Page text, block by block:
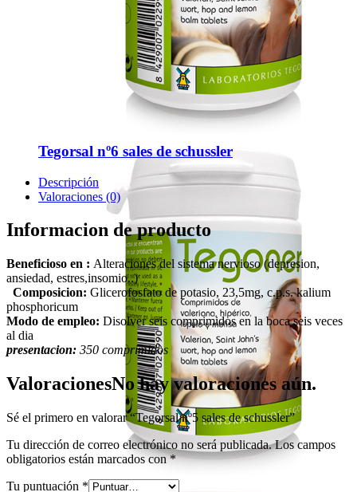
Tegorsal nº6 sales de schussler
Descripción
Valoraciones (0)
Informacion de producto
Beneficioso en : Alteraciones del sistema nervioso (depresion,
ansiedad, estres,insomio..)
Composicion: Glicerofosfato de potasio, 23,5mg, c.p.s. kalium
phosphoricum
Modo de empleo: Disolver seis comprimidos en la boca seis veces
al dia
presentacion: 350 comprimidos
ValoracionesNo hay valoraciones aún.
Sé el primero en valorar “Tegorsal nº5 sales de schussler”
Tu dirección de correo electrónico no será publicada. Los campos
obligatorios están marcados con*
Tu puntuación *